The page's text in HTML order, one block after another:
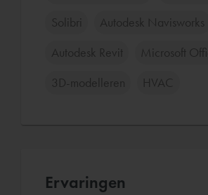
Solibri Autodesk Navisworks
Autodesk Revit Microsoft
3D-modelleren HVAC
Ervaringen